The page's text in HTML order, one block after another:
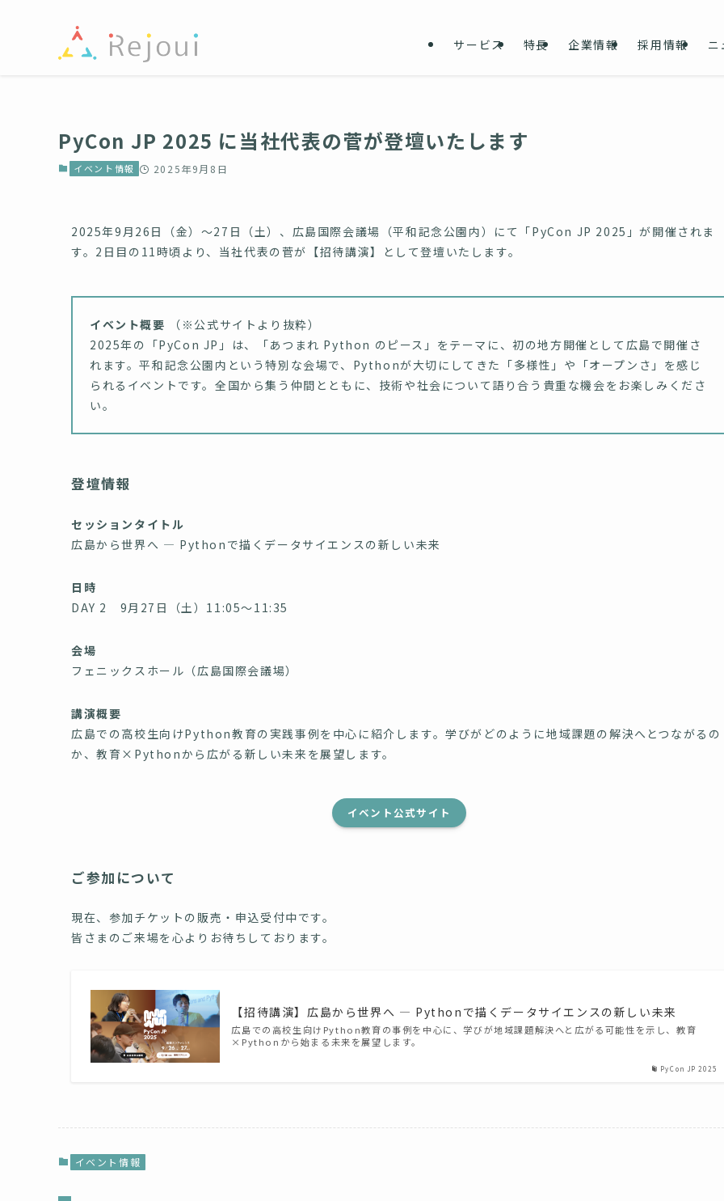
サービス 特長 企業情報 採用情報 ニ
PyCon JP 2025 に当社代表の菅が登壇いたします
イベント情報 2025年9月8日
2025年9月26日（金）～27日（土）、広島国際会議場（平和記念公園内）にて「PyCon JP 2025」が開催されま
す。2日目の11時頃より、当社代表の菅が【招待講演】として登壇いたします。
イベント概要 （※公式サイトより抜粋）
2025年の「PyCon JP」は、「あつまれ Python のピース」をテーマに、初の地方開催として広島で開催さ
れます。平和記念公園内という特別な会場で、Pythonが大切にしてきた「多様性」や「オープンさ」を感じ
られるイベントです。全国から集う仲間とともに、技術や社会について語り合う貴重な機会をお楽しみくださ
い。
登壇情報
セッションタイトル
広島から世界へ ― Pythonで描くデータサイエンスの新しい未来
日時
DAY 2 9月27日（土）11:05～11:35
会場
フェニックスホール（広島国際会議場）
講演概要
広島での高校生向けPython教育の実践事例を中心に紹介します。学びがどのように地域課題の解決へとつながるの
か、教育×Pythonから広がる新しい未来を展望します。
イベント公式サイト
ご参加について
現在、参加チケットの販売・申込受付中です。
皆さまのご来場を心よりお待ちしております。
PyCon JP 2025
【招待講演】広島から世界へ ― Pythonで描くデータサイエンスの新しい未来
広島での高校生向けPython教育の事例を中心に、学びが地域課題解決へと広がる可能性を示し、教育
×Pythonから始まる未来を展望します。
イベント情報